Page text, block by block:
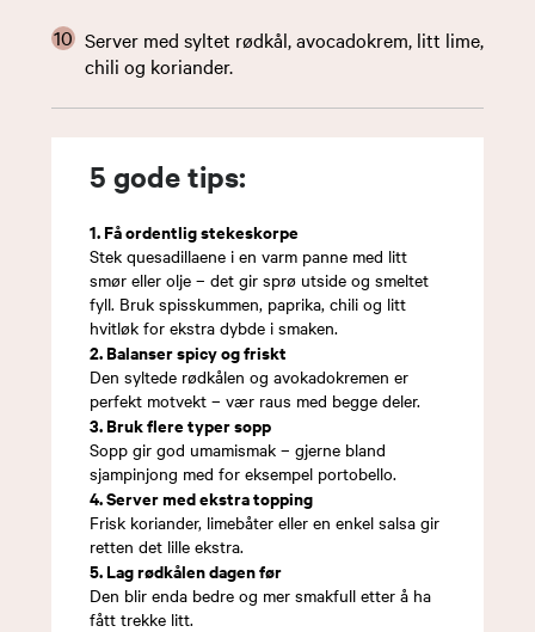
Server med syltet rødkål, avocadokrem, litt lime,
chili og koriander.
5 gode tips:
1. Få ordentlig stekeskorpe
Stek quesadillaene i en varm panne med litt
smør eller olje – det gir sprø utside og smeltet
fyll. Bruk spisskummen, paprika, chili og litt
hvitløk for ekstra dybde i smaken.
2. Balanser spicy og friskt
Den syltede rødkålen og avokadokremen er
perfekt motvekt – vær raus med begge deler.
3. Bruk flere typer sopp
Sopp gir god umamismak – gjerne bland
sjampinjong med for eksempel portobello.
4. Server med ekstra topping
Frisk koriander, limebåter eller en enkel salsa gir
retten det lille ekstra.
5. Lag rødkålen dagen før
Den blir enda bedre og mer smakfull etter å ha
fått trekke litt.